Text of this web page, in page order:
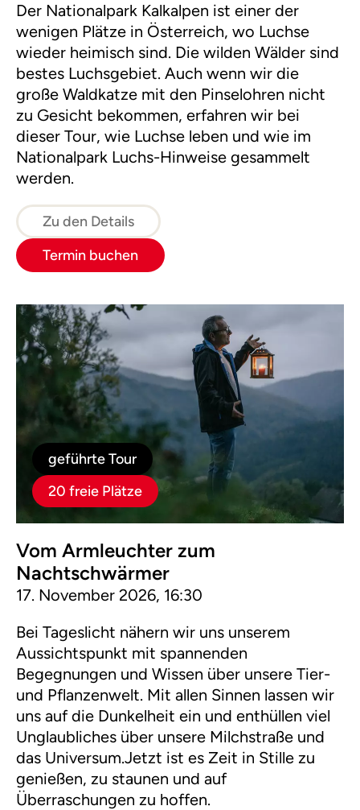
Der Nationalpark Kalkalpen ist einer der
wenigen Plätze in Österreich, wo Luchse
wieder heimisch sind. Die wilden Wälder sind
bestes Luchsgebiet. Auch wenn wir die
große Waldkatze mit den Pinselohren nicht
zu Gesicht bekommen, erfahren wir bei
dieser Tour, wie Luchse leben und wie im
Nationalpark Luchs-Hinweise gesammelt
werden.
Zu den Details
Termin buchen
geführte Tour
20 freie Plätze
Vom Armleuchter zum
Nachtschwärmer
17. November 2026, 16:30
Bei Tageslicht nähern wir uns unserem
Aussichtspunkt mit spannenden
Begegnungen und Wissen über unsere Tier-
und Pflanzenwelt. Mit allen Sinnen lassen wir
uns auf die Dunkelheit ein und enthüllen viel
Unglaubliches über unsere Milchstraße und
das Universum.Jetzt ist es Zeit in Stille zu
genießen, zu staunen und auf
Überraschungen zu hoffen.